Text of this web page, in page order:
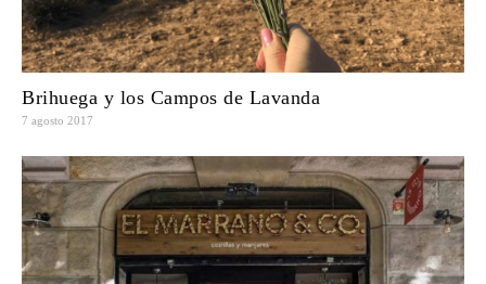
Brihuega y los Campos de Lavanda
7 agosto 2017